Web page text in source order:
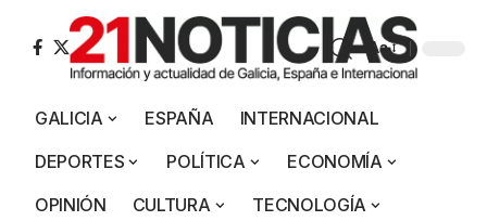
Aa
GALICIA ESPAÑA
INTERNACIONAL
DEPORTES
POLÍTICA
ECONOMÍA
OPINIÓN
CULTURA
TECNOLOGÍA